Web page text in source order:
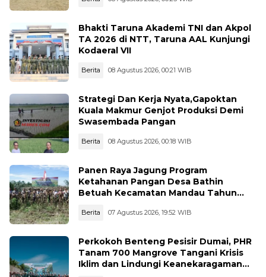
Bhakti Taruna Akademi TNI dan Akpol
TA 2026 di NTT, Taruna AAL Kunjungi
Kodaeral VII
Berita 08 Agustus 2026, 00:21 WIB
Strategi Dan Kerja Nyata,Gapoktan
Kuala Makmur Genjot Produksi Demi
Swasembada Pangan
Berita 08 Agustus 2026, 00:18 WIB
Panen Raya Jagung Program
Ketahanan Pangan Desa Bathin
Betuah Kecamatan Mandau Tahun
Berita 07 Agustus 2026, 19:52 WIB
Perkokoh Benteng Pesisir Dumai, PHR
Tanam 700 Mangrove Tangani Krisis
Iklim dan Lindungi Keanekaragaman